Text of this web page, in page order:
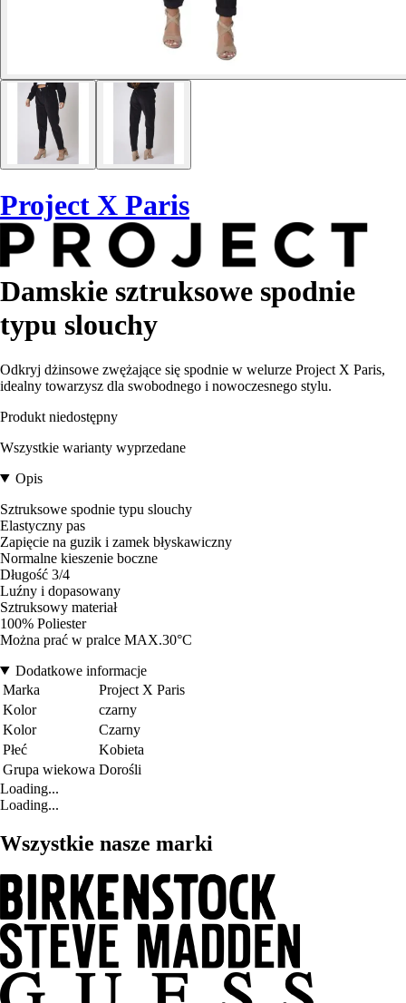
Project X Paris
Damskie sztruksowe spodnie
typu slouchy
Odkryj dżinsowe zwężające się spodnie w welurze Project X Paris,
idealny towarzysz dla swobodnego i nowoczesnego stylu.
Produkt niedostępny
Wszystkie warianty wyprzedane
Opis
Sztruksowe spodnie typu slouchy
Elastyczny pas
Zapięcie na guzik i zamek błyskawiczny
Normalne kieszenie boczne
Długość 3/4
Luźny i dopasowany
Sztruksowy materiał
100% Poliester
Można prać w pralce MAX.30°C
Dodatkowe informacje
Marka
Project X Paris
Kolor
czarny
Kolor
Czarny
Płeć
Kobieta
Grupa wiekowa Dorośli
Loading...
Loading...
Wszystkie nasze marki